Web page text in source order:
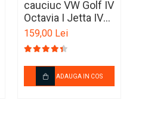
cauciuc VW Golf IV
Octavia I Jetta IV
New Beetle Leon I
Toledo II Frogum
159,00 Lei
ADAUGA IN COS